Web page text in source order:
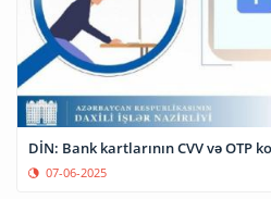
DİN: Bank kartlarının CVV və OTP
07-06-2025